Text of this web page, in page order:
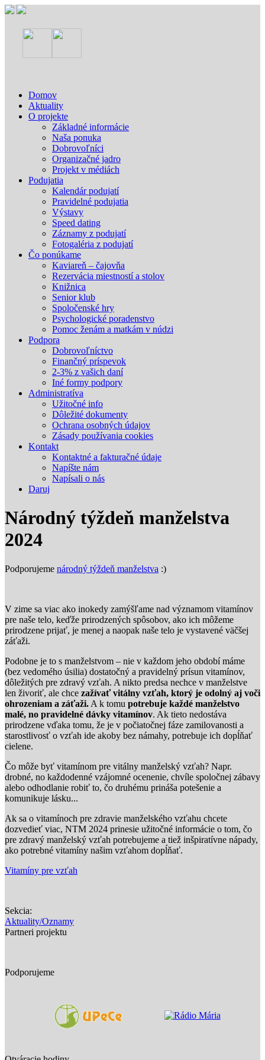
Domov
Aktuality
O projekte
Základné informácie
Naša ponuka
Dobrovoľníci
Organizačné jadro
Projekt v médiách
Podujatia
Kalendár podujatí
Pravidelné podujatia
Výstavy
Speed dating
Záznamy z podujatí
Fotogaléria z podujatí
Čo ponúkame
Kaviareň – čajovňa
Rezervácia miestností a stolov
Knižnica
Senior klub
Spoločenské hry
Psychologické poradenstvo
Pomoc ženám a matkám v núdzi
Podpora
Dobrovoľníctvo
Finančný príspevok
2-3% z vašich daní
Iné formy podpory
Administratíva
Užitočné info
Dôležité dokumenty
Ochrana osobných údajov
Zásady používania cookies
Kontakt
Kontaktné a fakturačné údaje
Napíšte nám
Napísali o nás
Daruj
Národný týždeň manželstva
2024
Podporujeme národný týždeň manželstva :)
V zime sa viac ako inokedy zamýšľame nad významom vitamínov
pre naše telo, keďže prirodzených spôsobov, ako ich môžeme
prirodzene prijať, je menej a naopak naše telo je vystavené väčšej
záťaži.
Podobne je to s manželstvom – nie v každom jeho období máme
(bez vedomého úsilia) dostatočný a pravidelný prísun vitamínov,
dôležitých pre zdravý vzťah. A nikto predsa nechce v manželstve
len živoriť, ale chce zažívať vitálny vzťah, ktorý je odolný aj voči
ohrozeniam a záťaži. A k tomu potrebuje každé manželstvo
malé, no pravidelné dávky vitamínov. Ak tieto nedostáva
prirodzene vďaka tomu, že je v počiatočnej fáze zamilovanosti a
starostlivosť o vzťah ide akoby bez námahy, potrebuje ich dopĺňať
cielene.
Čo môže byť vitamínom pre vitálny manželský vzťah? Napr.
drobné, no každodenné vzájomné ocenenie, chvíle spoločnej zábavy
alebo odhodlanie robiť to, čo druhému prináša potešenie a
komunikuje lásku...
Ak sa o vitamínoch pre zdravie manželského vzťahu chcete
dozvedieť viac, NTM 2024 prinesie užitočné informácie o tom, čo
pre zdravý manželský vzťah potrebujeme a tiež inšpiratívne nápady,
ako potrebné vitamíny našim vzťahom dopĺňať.
Vitamíny pre vzťah
Sekcia:
Aktuality/Oznamy
Partneri projektu
Podporujeme